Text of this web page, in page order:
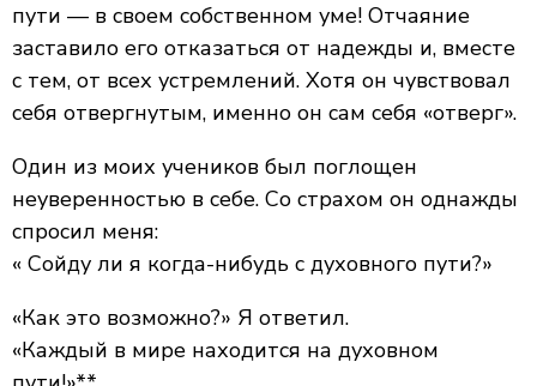
пути — в своем собственном уме! Отчаяние
заставило его отказаться от надежды и, вместе
с тем, от всех устремлений. Хотя он чувствовал
себя отвергнутым, именно он сам себя «отверг».
Один из моих учеников был поглощен
неуверенностью в себе. Со страхом он однажды
спросил меня:
« Сойду ли я когда-нибудь с духовного пути?»
«Как это возможно?» Я ответил.
«Каждый в мире находится на духовном